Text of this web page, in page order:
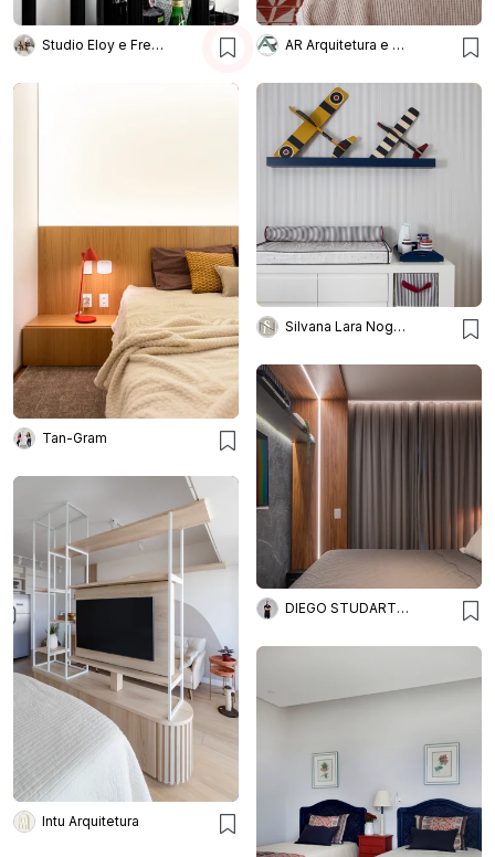
Studio Eloy e Freitas Arquitetura AR Arquitetura e Design
Tan-Gram
Silvana Lara Nogueira
DIEGO STUDART ARQUITETURA
Intu Arquitetura